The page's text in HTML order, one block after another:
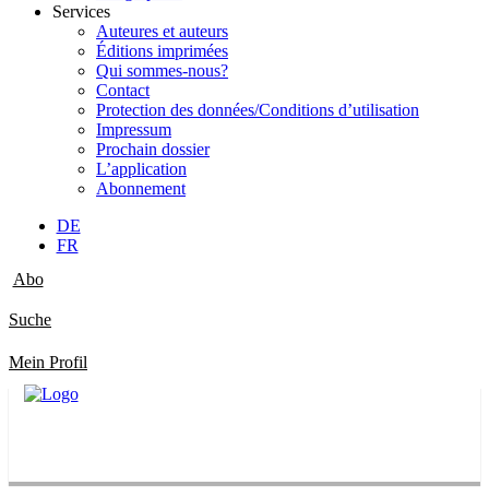
Services
Auteures et auteurs
Éditions imprimées
Qui sommes-nous?
Contact
Protection des données/Conditions d’utilisation
Impressum
Prochain dossier
L’application
Abonnement
DE
FR
Abo
Suche
Mein Profil